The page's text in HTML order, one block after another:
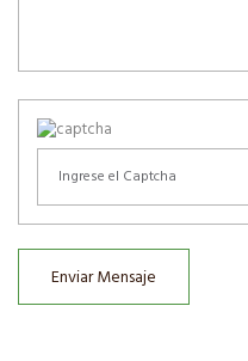
Enviar Mensaje